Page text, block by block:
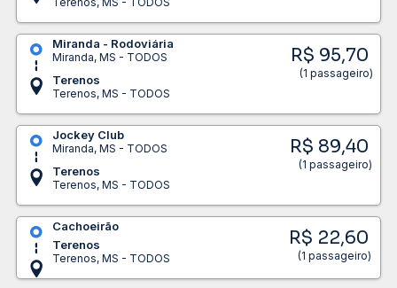
Miranda - Rodoviária
Miranda, MS - TODOS
Terenos
Terenos, MS - TODOS
R$ 95,70
(1 passageiro)
Jockey Club
Miranda, MS - TODOS
Terenos
Terenos, MS - TODOS
R$ 89,40
(1 passageiro)
Cachoeirão
Terenos
Terenos, MS - TODOS
R$ 22,60
(1 passageiro)